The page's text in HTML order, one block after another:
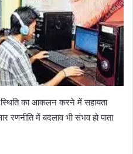
स्थिति का आकलन करने में सहायता
रणनीति में बदलाव भी संभव हो पाता